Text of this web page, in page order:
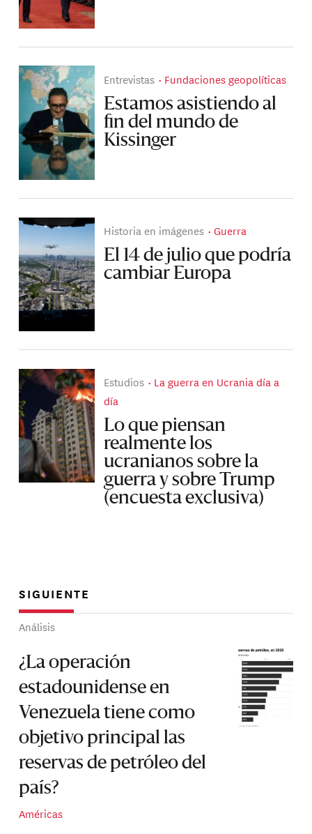
Entrevistas Fundaciones geopolíticas
Estamos asistiendo al
fin del mundo de
Kissinger
Historia en imágenes Guerra
El 14 de julio que podría
cambiar Europa
Estudios
La guerra en Ucrania día a
día
Lo que piensan
realmente los
ucranianos sobre la
guerra y sobre Trump
(encuesta exclusiva)
SIGUIENTE
Análisis
¿La operación
estadounidense en
Venezuela tiene como
objetivo principal las
reservas de petróleo del
país?
Américas